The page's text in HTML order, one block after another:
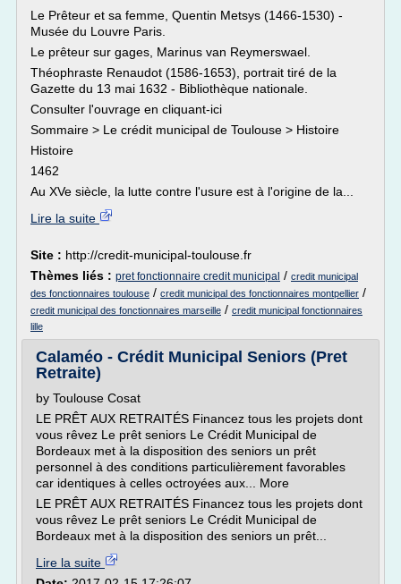
Le Prêteur et sa femme, Quentin Metsys (1466-1530) -
Musée du Louvre Paris.
Le prêteur sur gages, Marinus van Reymerswael.
Théophraste Renaudot (1586-1653), portrait tiré de la
Gazette du 13 mai 1632 - Bibliothèque nationale.
Consulter l'ouvrage en cliquant-ici
Sommaire > Le crédit municipal de Toulouse > Histoire
Histoire
1462
Au XVe siècle, la lutte contre l'usure est à l'origine de la...
Lire la suite
Site : http://credit-municipal-toulouse.fr
Thèmes liés : pret fonctionnaire credit municipal / credit municipal
des fonctionnaires toulouse / credit municipal des fonctionnaires montpellier /
credit municipal des fonctionnaires marseille / credit municipal fonctionnaires
lille
Calaméo - Crédit Municipal Seniors (Pret
Retraite)
by Toulouse Cosat
LE PRÊT AUX RETRAITÉS Financez tous les projets dont
vous rêvez Le prêt seniors Le Crédit Municipal de
Bordeaux met à la disposition des seniors un prêt
personnel à des conditions particulièrement favorables
car identiques à celles octroyées aux... More
LE PRÊT AUX RETRAITÉS Financez tous les projets dont
vous rêvez Le prêt seniors Le Crédit Municipal de
Bordeaux met à la disposition des seniors un prêt...
Lire la suite